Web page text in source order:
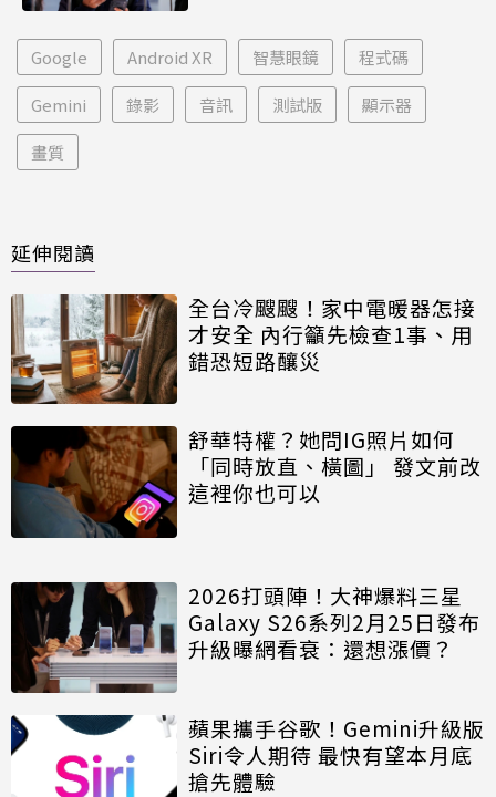
Google Android XR 智慧眼鏡 程式碼
Gemini 錄影 音訊 測試版 顯示器
畫質
延伸閱讀
全台冷颼颼！家中電暖器怎接
才安全 內行籲先檢查1事、用
錯恐短路釀災
舒華特權？她問IG照片如何
「同時放直、橫圖」 發文前改
這裡你也可以
2026打頭陣！大神爆料三星
Galaxy S26系列2月25日發布
升級曝網看衰：還想漲價？
蘋果攜手谷歌！Gemini升級版
Siri令人期待 最快有望本月底
搶先體驗